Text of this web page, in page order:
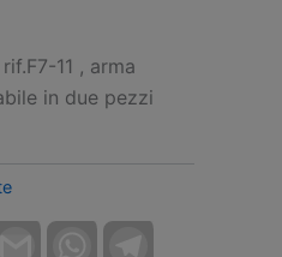
11 , arma
in due pezzi
Gmail WhatsApp